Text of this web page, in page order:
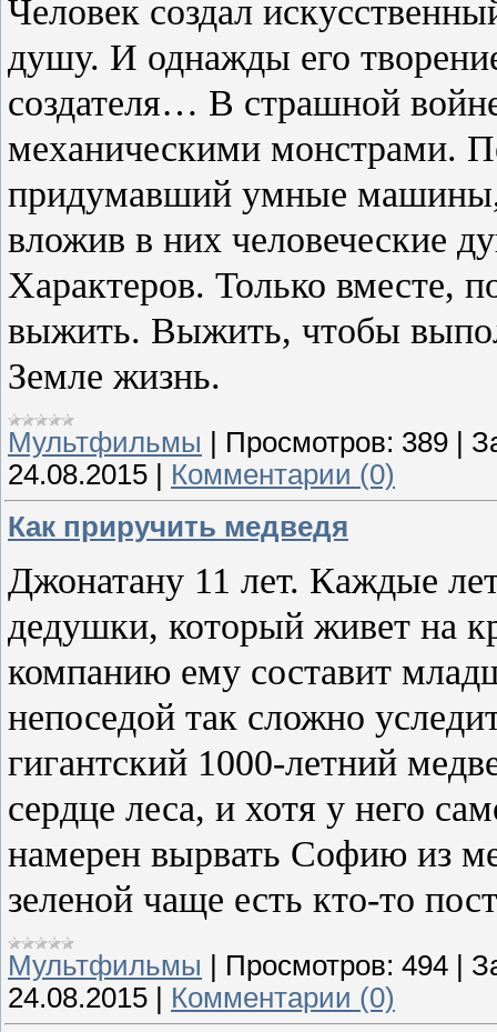
Человек создал
душу. И однажды его
создателя… В страшной
механическими монстрами.
придумавший умные
вложив в них человеческие
Характеров. Только вместе,
выжить. Выжить, чтобы
Земле жизнь.
Мультфильмы Просмотров: 389
24.08.2015
Комментарии (0)
Как приручить медведя
Джонатану 11 лет. Каждые
дедушки, который живет на
компанию ему составит
непоседой так сложно
гигантский 1000-летний
сердце леса, и хотя у него
намерен вырвать Софию из
зеленой чаще есть кто-то
Мультфильмы | Просмотров: 494 |
24.08.2015 | Комментарии (0)